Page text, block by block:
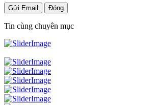
Gửi Email Đóng
Tin cùng chuyên mục